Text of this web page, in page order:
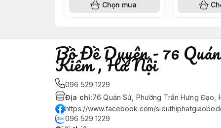
Chọn mua
Bồ Đề Duyên - 76
Kiếm , Hà Nội
096 529 1229
Địa chỉ:76 Quán Sứ, Phường Trần Hưng Đạo,
https://www.facebook.com/
096 529 1229